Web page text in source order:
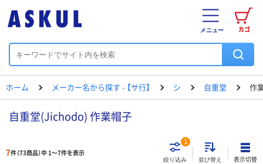
カゴ
メニュー
ホーム メーカー名から探す - 【サ行】 シ 自重堂 作
自重堂(Jichodo) 作業帽子
7件（73商品）中 1～7件を表示
絞り込み
1
並び替え 表示切替